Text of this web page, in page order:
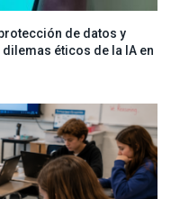
de datos y
éticos de la IA en